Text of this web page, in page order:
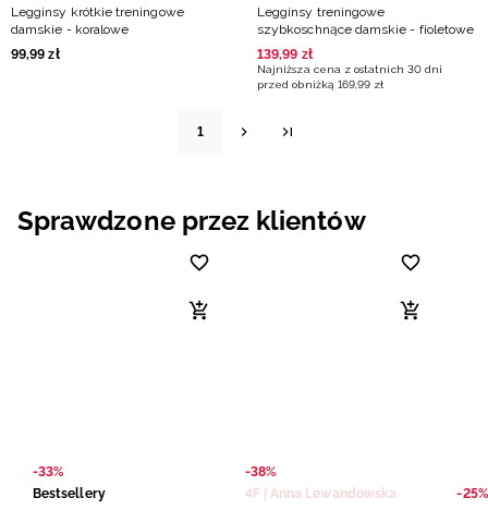
Legginsy krótkie treningowe
damskie - koralowe
99,99 zł
Legginsy treningowe
szybkoschnące damskie - fioletowe
139,99 zł
Najniższa cena z ostatnich 30 dni
przed obniżką 169,99 zł
1
Sprawdzone przez klientów
-33%
Bestsellery
-38%
4F | Anna Lewandowska
-25%